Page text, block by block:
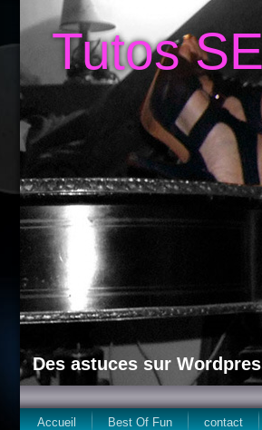
Tutos
Des astuces sur
Accueil Best Of Fun contact